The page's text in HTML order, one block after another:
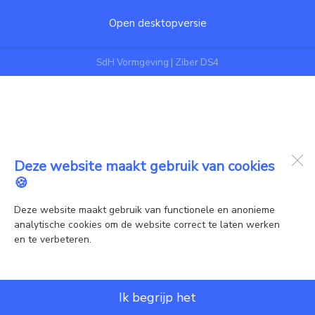
Deze website maakt gebruik van cookies
🍪
Deze website maakt gebruik van functionele en anonieme
analytische cookies om de website correct te laten werken
en te verbeteren.
Ik begrijp het
Open desktopversie
SdH Vormgeving | Ziber DS4